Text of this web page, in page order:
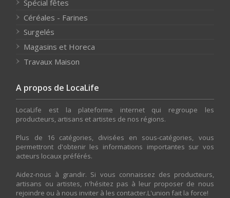
Spécial fêtes
Céréales - Farines
Surgelés
Magasins et Horeca
Travaux Maison
A propos de LocaLife
LocaLife est la plateforme internet qui regroupe les
producteurs, artisans et artistes de nos régions.
Plus de 16 catégories, divisées en sous-catégories, vous
permettront d'obtenir les informations importantes sur vos
acteurs locaux préférés.
Aidez-nous à grandir. Si vous connaissez des producteurs,
artisans ou artistes, n'hésitez pas à leur proposer de nous
rejoindre ou à nous inviter à les contacter.L'union fait la force!